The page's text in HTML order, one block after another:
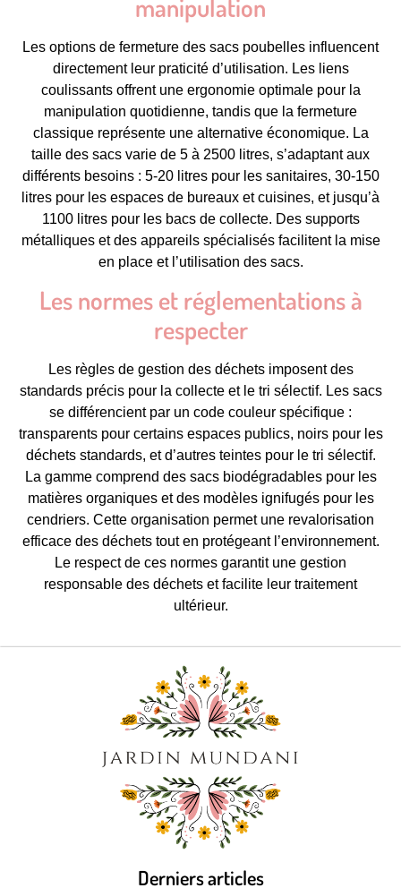
manipulation
Les options de fermeture des sacs poubelles influencent
directement leur praticité d’utilisation. Les liens
coulissants offrent une ergonomie optimale pour la
manipulation quotidienne, tandis que la fermeture
classique représente une alternative économique. La
taille des sacs varie de 5 à 2500 litres, s’adaptant aux
différents besoins : 5-20 litres pour les sanitaires, 30-150
litres pour les espaces de bureaux et cuisines, et jusqu’à
1100 litres pour les bacs de collecte. Des supports
métalliques et des appareils spécialisés facilitent la mise
en place et l’utilisation des sacs.
Les normes et réglementations à
respecter
Les règles de gestion des déchets imposent des
standards précis pour la collecte et le tri sélectif. Les sacs
se différencient par un code couleur spécifique :
transparents pour certains espaces publics, noirs pour les
déchets standards, et d’autres teintes pour le tri sélectif.
La gamme comprend des sacs biodégradables pour les
matières organiques et des modèles ignifugés pour les
cendriers. Cette organisation permet une revalorisation
efficace des déchets tout en protégeant l’environnement.
Le respect de ces normes garantit une gestion
responsable des déchets et facilite leur traitement
ultérieur.
Derniers articles